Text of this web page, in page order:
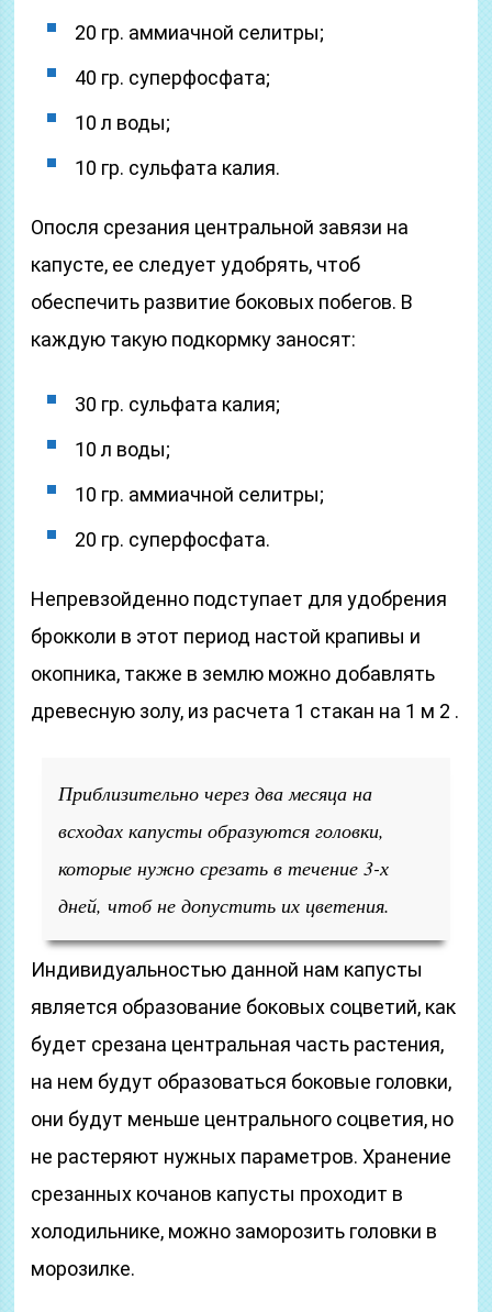
20 гр. аммиачной селитры;
40 гр. суперфосфата;
10 л воды;
10 гр. сульфата калия.
Опосля срезания центральной завязи на
капусте, ее следует удобрять, чтоб
обеспечить развитие боковых побегов. В
каждую такую подкормку заносят:
30 гр. сульфата калия;
10 л воды;
10 гр. аммиачной селитры;
20 гр. суперфосфата.
Непревзойденно подступает для удобрения
брокколи в этот период настой крапивы и
окопника, также в землю можно добавлять
древесную золу, из расчета 1 стакан на 1 м 2 .
Приблизительно через два месяца на
всходах капусты образуются головки,
которые нужно срезать в течение 3-х
дней, чтоб не допустить их цветения.
Индивидуальностью данной нам капусты
является образование боковых соцветий, как
будет срезана центральная часть растения,
на нем будут образоваться боковые головки,
они будут меньше центрального соцветия, но
не растеряют нужных параметров. Хранение
срезанных кочанов капусты проходит в
холодильнике, можно заморозить головки в
морозилке.